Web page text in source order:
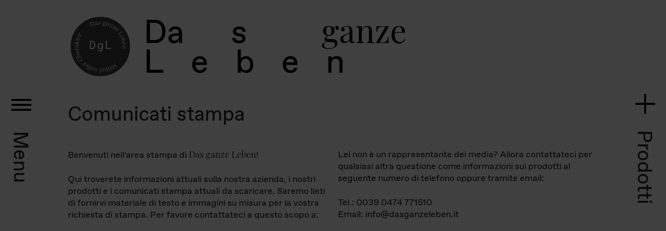
Da s ganz
L e b e
Menu Prodotti
Comunicati stampa
Benvenuti nell'area stampa di Das ganze Leben!
Qui troverete informazioni attuali sulla nostra azienda, i nostri
prodotti e i comunicati stampa attuali da scaricare. Saremo lieti
di fornirvi materiale di testo e immagini su misura per la vostra
richiesta di stampa. Per favore contattateci a questo scopo a:
Lei non è un rappresentante dei media? Allora contattateci per
qualsiasi altra questione come informazioni sui prodotti al
seguente numero di telefono oppure tramite email:
Tel.: 0039 0474 771510
Email: info@dasganzeleben.it